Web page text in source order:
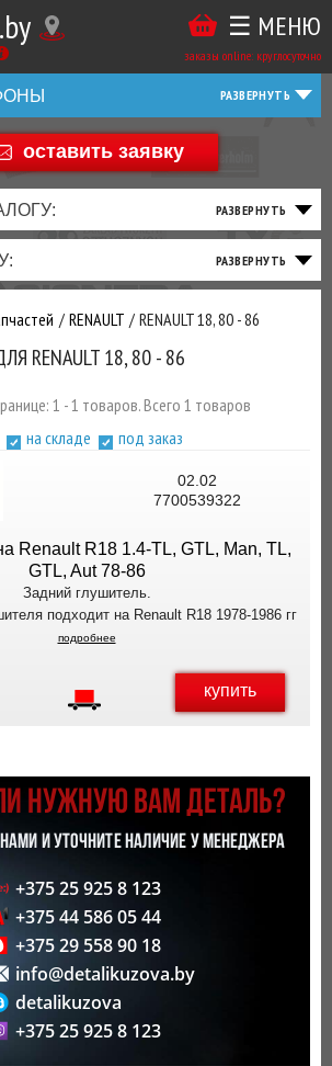
заказы online: круглосуточно
☰ МЕНЮ
44 586 05 44
оставить заявку
RENAULT RENAULT 18, 80 - 86
RENAULT 18, 80 - 86
1 - 1 товаров. Всего 1 товаров
на складе под заказ
02.02
7700539322
R18 1.4-TL, GTL, Man, TL,
GTL, Aut 78-86
Задний глушитель.
подходит на Renault R18 1978-1986 гг
подробнее
купить
НУЖНУЮ ВАМ ДЕТАЛЬ?
И УТОЧНИТЕ НАЛИЧИЕ У МЕНЕДЖЕРА
+375 25 925 8 123
+375 44 586 05 44
+375 29 558 90 18
info@detalikuzova.by
detalikuzova
+375 25 925 8 123